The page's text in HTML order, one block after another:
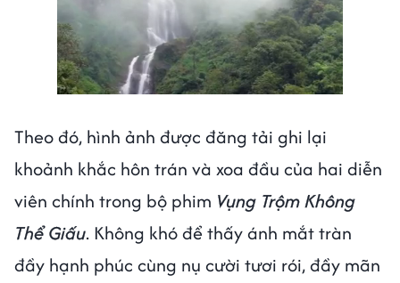
Next video in 1 Cancel
Theo đó, hình ảnh được đăng tải ghi lại
khoảnh khắc hôn trán và xoa đầu của hai diễn
viên chính trong bộ phim Vụng Trộm Không
Thể Giấu. Không khó để thấy ánh mắt tràn
đầy hạnh phúc cùng nụ cười tươi rói, đầy mãn